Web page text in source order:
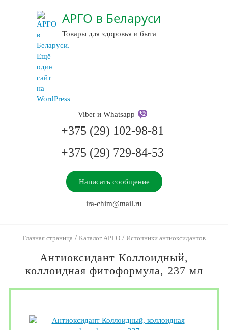
АРГО в Беларуси
Товары для здоровья и быта
Viber и Whatsapp
+375 (29) 102-98-81
+375 (29) 729-84-53
Написать сообщение
ira-chim@mail.ru
Главная страница / Каталог АРГО / Источники антиоксидантов
Антиоксидант Коллоидный,
коллоидная фитоформула, 237 мл